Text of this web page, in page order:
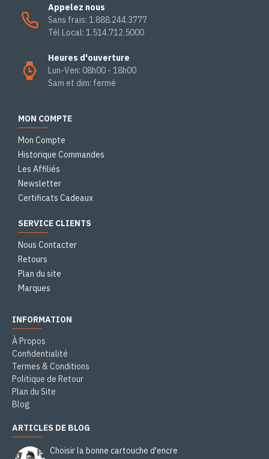
Appelez nous
Sans frais: 1.888.244.3777
Tél Local: 1.514.712.5000
Heures d'ouverture
Lun-Ven: 08h00 - 18h00
Sam et dim: fermé
MON COMPTE
Mon Compte
Historique Commandes
Les Affiliés
Newsletter
Certificats Cadeaux
SERVICE CLIENTS
Nous Contacter
Retours
Plan du site
Marques
INFORMATION
À Propos
Confidentialité
Termes & Conditions
Politique de Retour
Plan du Site
Blog
ARTICLES DE BLOG
Choisir la bonne cartouche d'encre